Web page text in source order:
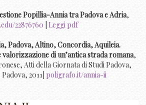
Popillia-Annia tra Padova e Adria,
22876760 Leggi pdf
Padova, Altino, Concordia, Aquileia.
di un’antica strada romana,
Atti della Giornata di Studi Padova,
2011| poligrafo.it/annia-ii